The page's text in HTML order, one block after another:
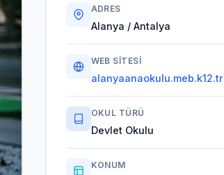
ADRES
Alanya / Antalya
WEB SITESI
alanyaanaokulu.meb.k12.tr
OKUL TÜRÜ
Devlet Okulu
KONUM